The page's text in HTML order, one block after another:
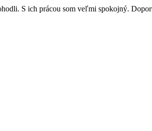
S ich prácou som veľmi spokojný.